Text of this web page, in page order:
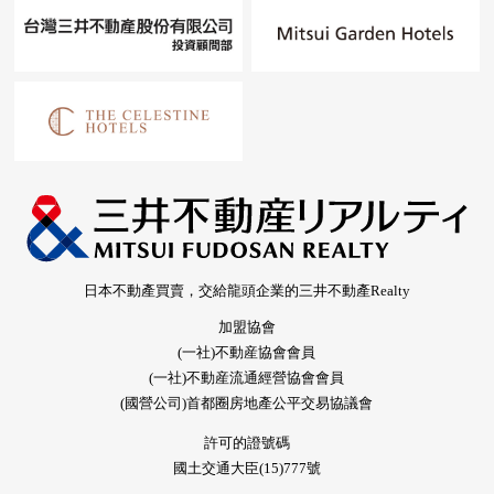
日本不動產買賣，交給龍頭企業的三井不動產Realty
加盟協會
(一社)不動産協會會員
(一社)不動産流通經營協會會員
(國營公司)首都圈房地產公平交易協議會
許可的證號碼
國土交通大臣(15)777號